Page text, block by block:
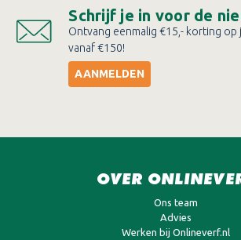
Schrijf je in voor de
Ontvang eenmalig €15,- korting op
vanaf €150!
AANMELDEN
OVER
Ons team
Advies
Werken bij Onlineverf.nl